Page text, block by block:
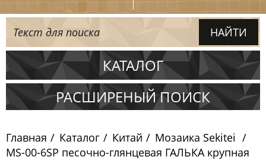
КАТАЛОГ
Испания
Китай
РАСШИРЕНЫЙ ПОИСК
Главная Каталог Китай
Мозаика Sekitei
MS-00-6SP песочно-глянцевая ГАЛЬКА крупная